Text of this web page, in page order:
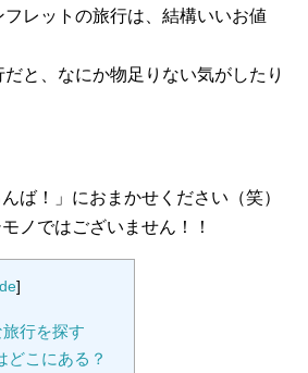
レットの旅行は、結構いいお値
と、なにか物足りない気がしたり
ば！」におまかせください（笑）
ノではございません！！
]
行を探す
こにある？